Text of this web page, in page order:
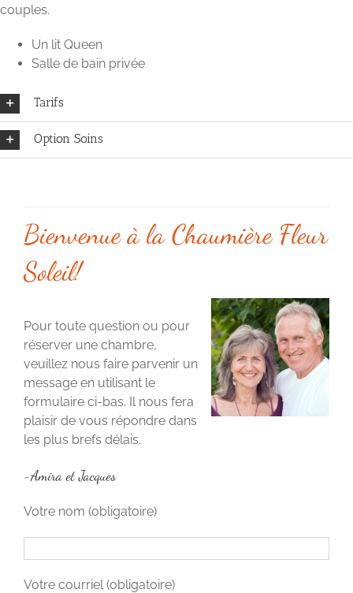
couples.
Un lit Queen
Salle de bain privée
Tarifs
Option Soins
Bienvenue à la Chaumière Fleur
Soleil!
Pour toute question ou pour
réserver une chambre,
veuillez nous faire parvenir un
message en utilisant le
formulaire ci-bas. Il nous fera
plaisir de vous répondre dans
les plus brefs délais.
-Amira et Jacques
Votre nom (obligatoire)
Votre courriel (obligatoire)